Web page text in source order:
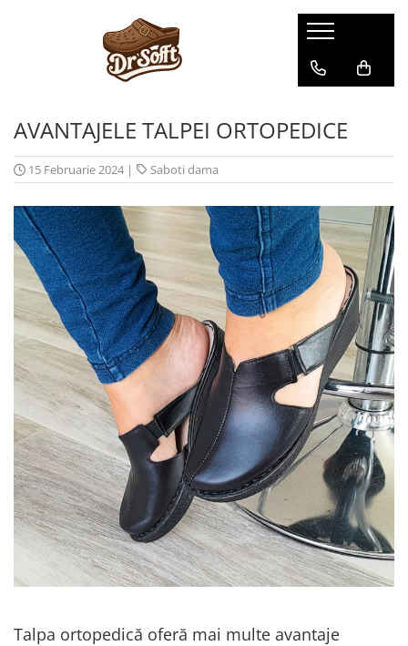
AVANTAJELE TALPEI ORTOPEDICE
15 Februarie 2024 | Saboti dama
Talpa ortopedică oferă mai multe avantaje